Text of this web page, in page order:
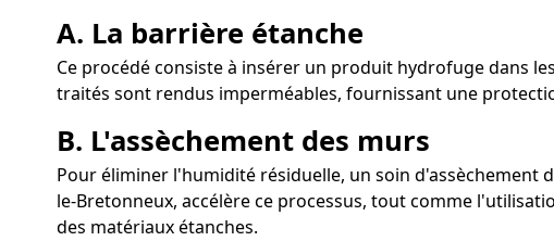
A. La barrière étanche
Ce procédé consiste à insérer un produit hydrofuge dans
traités sont rendus imperméables, fournissant une
B. L'assèchement des murs
Pour éliminer l'humidité résiduelle, un soin d'assèchement
le-Bretonneux, accélère ce processus, tout comme
des matériaux étanches.